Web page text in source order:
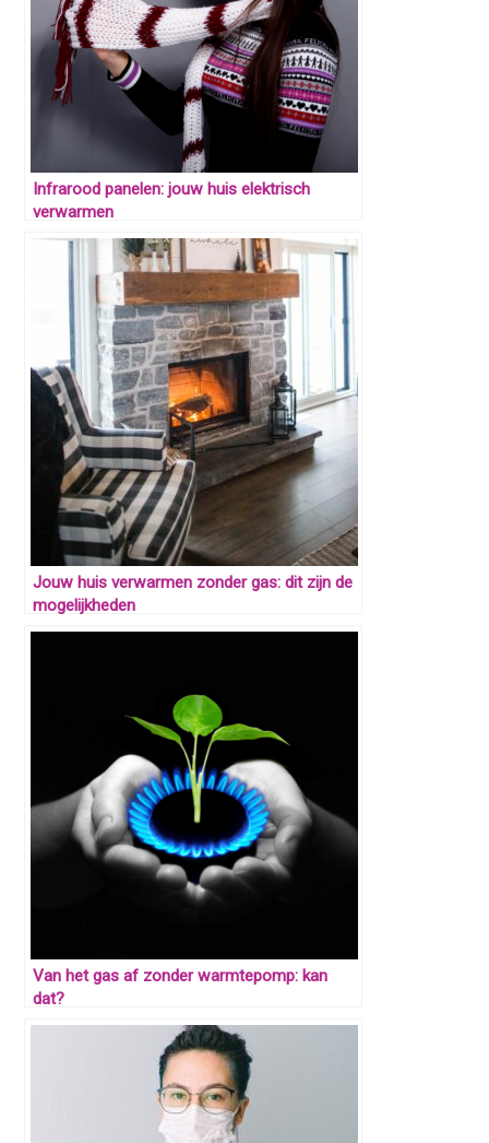
Infrarood panelen: jouw huis elektrisch
verwarmen
Jouw huis verwarmen zonder gas: dit zijn de
mogelijkheden
Van het gas af zonder warmtepomp: kan
dat?